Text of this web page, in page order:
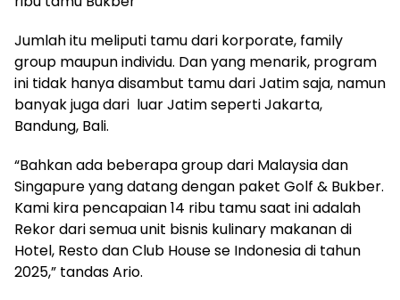
Jumlah itu meliputi tamu dari korporate, family
group maupun individu. Dan yang menarik, program
ini tidak hanya disambut tamu dari Jatim saja, namun
banyak juga dari luar Jatim seperti Jakarta,
Bandung, Bali.
“Bahkan ada beberapa group dari Malaysia dan
Singapure yang datang dengan paket Golf & Bukber.
Kami kira pencapaian 14 ribu tamu saat ini adalah
Rekor dari semua unit bisnis kulinary makanan di
Hotel, Resto dan Club House se Indonesia di tahun
2025,” tandas Ario.